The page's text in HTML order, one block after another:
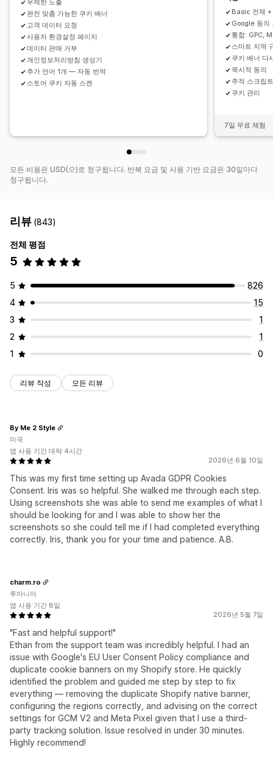
무제한 노출
완전 맞춤 가능한 쿠키 배너
고객 데이터 요청
사용자 환경설정 페이지
데이터 판매 거부
개인정보처리방침 생성기
추가 언어 1개 — 자동 번역
스토어 쿠키 자동 스캔
Basic 전체 +
Google 동의
통합: GPC,
스마트 지역
쿠키 배너 다
묵시적 동의
추적 스크립
쿠키 관리
7일 무료 체험
모든 비용은 USD(으)로 청구됩니다. 반복 요금 및 사용 기반 요금은 30일마다
청구됩니다.
리뷰 (843)
전체 평점
5
5
826
4
15
3
1
2
1
1
0
리뷰 작성 모든 리뷰
2026년 6월 10일
This was my first time setting up Avada GDPR Cookies
Consent. Iris was so helpful. She walked me through each step.
Using screenshots she was able to send me examples of what I
should be looking for and I was able to show her the
screenshots so she could tell me if I had completed everything
correctly. Iris, thank you for your time and patience. A.B.
By Me 2 Style
미국
앱 사용 기간 대략 4시간
2026년 5월 7일
"Fast and helpful support!"
Ethan from the support team was incredibly helpful. I had an
issue with Google's EU User Consent Policy compliance and
duplicate cookie banners on my Shopify store. He quickly
identified the problem and guided me step by step to fix
everything — removing the duplicate Shopify native banner,
configuring the regions correctly, and advising on the correct
settings for GCM V2 and Meta Pixel given that I use a third-
party tracking solution. Issue resolved in under 30 minutes.
Highly recommend!
charm.ro
루마니아
앱 사용 기간 8일